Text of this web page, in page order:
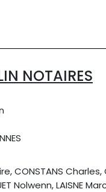
NOTAIRES
CONSTANS Charles,
Nolwenn, LAISNE